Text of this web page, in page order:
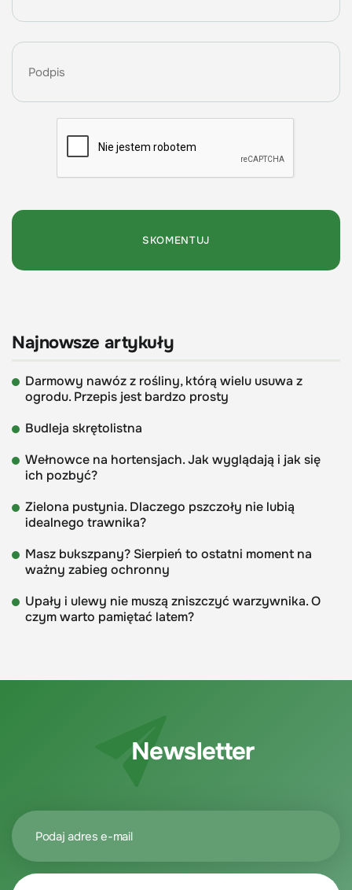
Najnowsze artykuły
Darmowy nawóz z rośliny, którą wielu usuwa z
ogrodu. Przepis jest bardzo prosty
Budleja skrętolistna
Wełnowce na hortensjach. Jak wyglądają i jak się
ich pozbyć?
Zielona pustynia. Dlaczego pszczoły nie lubią
idealnego trawnika?
Masz bukszpany? Sierpień to ostatni moment na
ważny zabieg ochronny
Upały i ulewy nie muszą zniszczyć warzywnika. O
czym warto pamiętać latem?
Newsletter